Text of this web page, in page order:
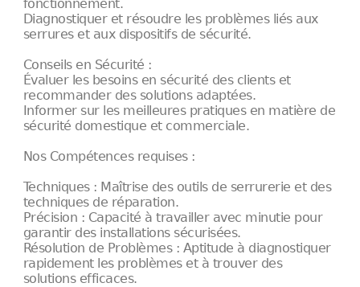
fonctionnement.
Diagnostiquer et résoudre les problèmes liés aux
serrures et aux dispositifs de sécurité.
Conseils en Sécurité :
Évaluer les besoins en sécurité des clients et
recommander des solutions adaptées.
Informer sur les meilleures pratiques en matière de
sécurité domestique et commerciale.
Nos Compétences requises :
Techniques : Maîtrise des outils de serrurerie et des
techniques de réparation.
Précision : Capacité à travailler avec minutie pour
garantir des installations sécurisées.
Résolution de Problèmes : Aptitude à diagnostiquer
rapidement les problèmes et à trouver des
solutions efficaces.